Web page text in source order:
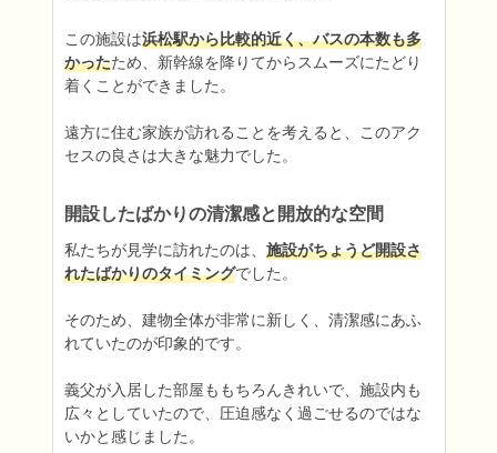
この施設は浜松駅から比較的近く、バスの本数も多
かったため、新幹線を降りてからスムーズにたどり
着くことができました。
遠方に住む家族が訪れることを考えると、このアク
セスの良さは大きな魅力でした。
開設したばかりの清潔感と開放的な空間
私たちが見学に訪れたのは、 施設がちょうど開設さ
れたばかりのタイミングでした。
そのため、建物全体が非常に新しく、清潔感にあふ
れていたのが印象的です。
義父が入居した部屋ももちろんきれいで、施設内も
広々としていたので、圧迫感なく過ごせるのではな
いかと感じました。